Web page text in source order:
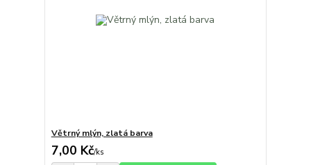
Větrný mlýn, zlatá barva
7,00 Kč/ks